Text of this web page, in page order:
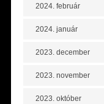
2024. február
2024. január
2023. december
2023. november
2023. október